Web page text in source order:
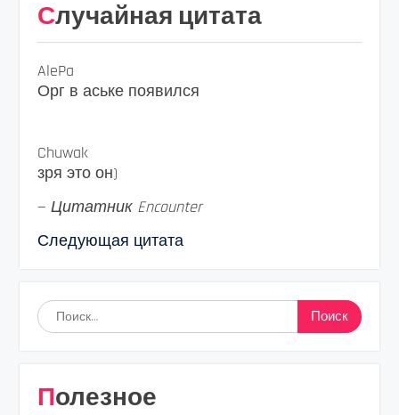
Случайная цитата
AlePa
Орг в аське появился
Chuwak
зря это он)
— Цитатник Encounter
Следующая цитата
Найти:
Полезное